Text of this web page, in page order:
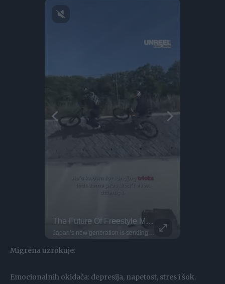
The Future Of Freestyle MTB
Japan’s new generation is sending it higher than ever! Meet Ayaki Omori, a 17-year-old freestyle MTB rider He’s known for landing tricks that some pros won’t even attempt
Migrena uzrokuje:
Emocionalnih okidača: depresija, napetost, stres i šok.